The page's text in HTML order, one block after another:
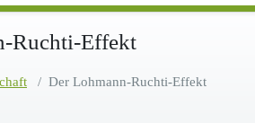
Ruchti-Effekt
/ Der Lohmann-Ruchti-Effekt